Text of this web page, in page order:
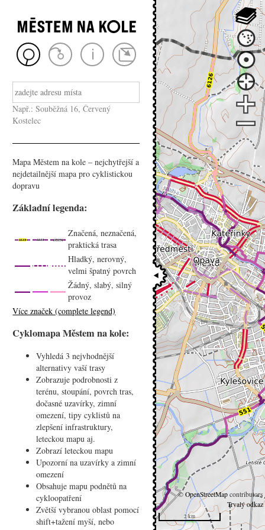
Např.: Souběžná 16, Červený
Kostelec
Mapa Městem na kole – nejchytřejší a
nejdetailnější mapa pro cyklistickou
dopravu
Základní legenda:
Značená, neznačená,
praktická trasa
Hladký, nerovný,
velmi špatný povrch
Žádný, slabý, silný
provoz
Více značek (complete legend)
Cyklomapa Městem na kole:
Vyhledá 3 nejvhodnější
alternativy vaší trasy
Zobrazuje podrobnosti z
terénu, stoupání, povrch tras,
dočasné uzavírky, zimní
omezení, tipy cyklistů na
zlepšení infrastruktury,
leteckou mapu aj.
Zobrazí leteckou mapu
Upozorní na uzavírky a zimní
omezení
Obsahuje mapu podnětů na
cykloopatření
Zvětší vybranou oblast pomocí
shift+tažení myší, nebo
© OpenStreetMap contributors
Trvalý odkaz
2 km